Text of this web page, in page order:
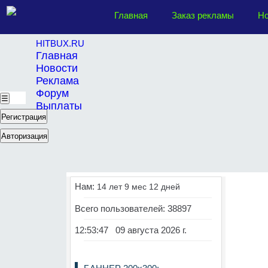
Главная Заказ рекламы
HITBUX.RU
Главная
Новости
Реклама
Форум
Выплаты
☰
Регистрация
Авторизация
Нам: 14 лет 9 мес 12 дней
Всего пользователей: 38897
12:53:47 09 августа 2026 г.